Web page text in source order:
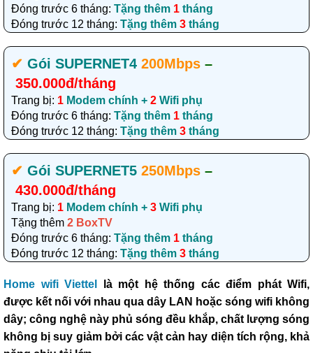
Đóng trước 6 tháng: Tặng thêm 1 tháng
Đóng trước 12 tháng: Tặng thêm 3 tháng
✔‎ Gói SUPERNET4 200Mbps –
350.000đ/tháng
Trang bị: 1 Modem chính + 2 Wifi phụ
Đóng trước 6 tháng: Tặng thêm 1 tháng
Đóng trước 12 tháng: Tặng thêm 3 tháng
✔‎ Gói SUPERNET5 250Mbps –
430.000đ/tháng
Trang bị: 1 Modem chính + 3 Wifi phụ
Tặng thêm 2 BoxTV
Đóng trước 6 tháng: Tặng thêm 1 tháng
Đóng trước 12 tháng: Tặng thêm 3 tháng
Home wifi Viettel
là một hệ thống các điểm phát Wifi,
được kết nối với nhau qua dây LAN hoặc sóng wifi không
dây; công nghệ này phủ sóng đều khắp, chất lượng sóng
không bị suy giảm bởi các vật cản hay diện tích rộng, khả